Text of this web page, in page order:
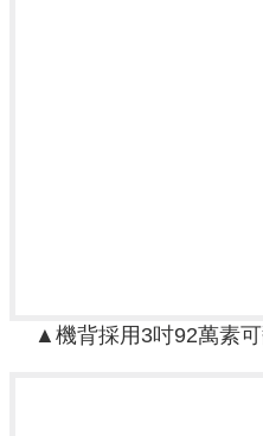
▲機背採用3吋92萬素可